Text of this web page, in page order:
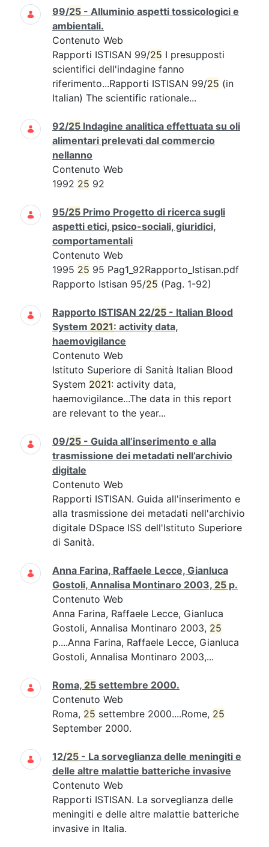
99/25 - Alluminio aspetti tossicologici e
ambientali.
Contenuto Web
Rapporti ISTISAN 99/25 I presupposti
scientifici dell'indagine fanno
riferimento...Rapporti ISTISAN 99/25 (in
Italian) The scientific rationale...
92/25 Indagine analitica effettuata su oli
alimentari prelevati dal commercio
nellanno
Contenuto Web
1992 25 92
95/25 Primo Progetto di ricerca sugli
aspetti etici, psico-sociali, giuridici,
comportamentali
Contenuto Web
1995 25 95 Pag1_92Rapporto_Istisan.pdf
Rapporto Istisan 95/25 (Pag. 1-92)
Rapporto ISTISAN 22/25 - Italian Blood
System 2021: activity data,
haemovigilance
Contenuto Web
Istituto Superiore di Sanità Italian Blood
System 2021: activity data,
haemovigilance...The data in this report
are relevant to the year...
09/25 - Guida all’inserimento e alla
trasmissione dei metadati nell’archivio
digitale
Contenuto Web
Rapporti ISTISAN. Guida all'inserimento e
alla trasmissione dei metadati nell'archivio
digitale DSpace ISS dell'Istituto Superiore
di Sanità.
Anna Farina, Raffaele Lecce, Gianluca
Gostoli, Annalisa Montinaro 2003, 25 p.
Contenuto Web
Anna Farina, Raffaele Lecce, Gianluca
Gostoli, Annalisa Montinaro 2003, 25
p....Anna Farina, Raffaele Lecce, Gianluca
Gostoli, Annalisa Montinaro 2003,...
Roma, 25 settembre 2000.
Contenuto Web
Roma, 25 settembre 2000....Rome, 25
September 2000.
12/25 - La sorveglianza delle meningiti e
delle altre malattie batteriche invasive
Contenuto Web
Rapporti ISTISAN. La sorveglianza delle
meningiti e delle altre malattie batteriche
invasive in Italia.